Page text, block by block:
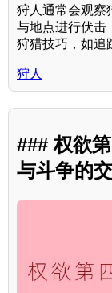
狩人通常会观察
与地点进行伏击
狩猎技巧，如追
狩人
### 权欲
与斗争的